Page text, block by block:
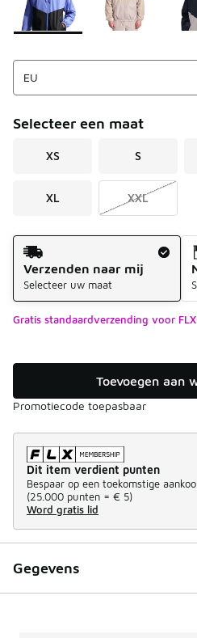
Selecteer een maat
XS S
XL XXL
Verzendmethode
Verzenden naar mij
Selecteer uw maat
Gratis standaardverzending voor
Toevoegen aan
Promotiecode toepasbaar
Dit item verdient punten
Bespaar op een toekomstige
(25.000 punten = € 5)
Word gratis lid
Gegevens